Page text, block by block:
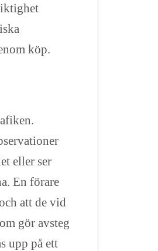
köp.
eller ser
En förare
att de vid
gör avsteg
upp på ett